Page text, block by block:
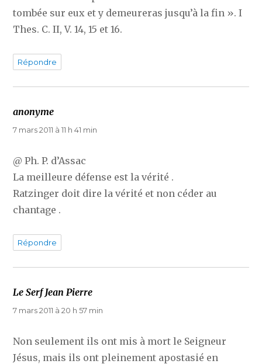
tombée sur eux et y demeureras jusqu’à la fin ». I
Thes. C. II, V. 14, 15 et 16.
Répondre
anonyme
7 mars 2011 à 11 h 41 min
@ Ph. P. d’Assac
La meilleure défense est la vérité .
Ratzinger doit dire la vérité et non céder au
chantage .
Répondre
Le Serf Jean Pierre
7 mars 2011 à 20 h 57 min
Non seulement ils ont mis à mort le Seigneur
Jésus, mais ils ont pleinement apostasié en